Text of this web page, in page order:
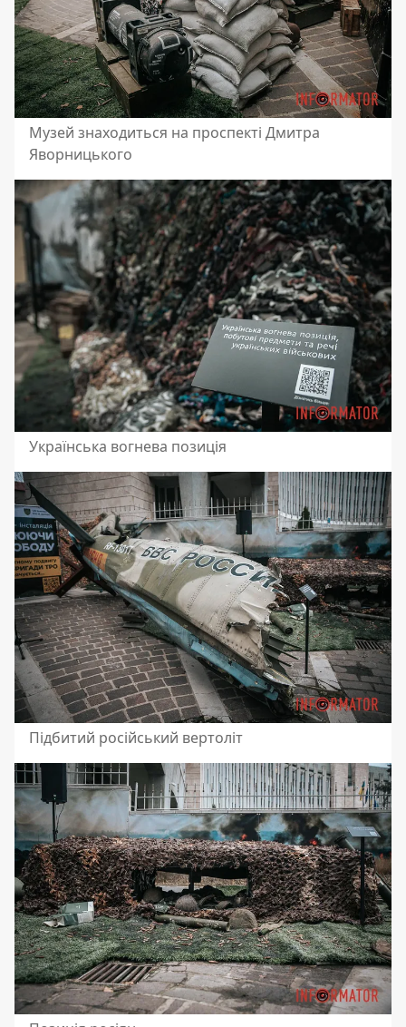
Музей знаходиться на проспекті Дмитра
Яворницького
Українська вогнева позиція
Підбитий російський вертоліт